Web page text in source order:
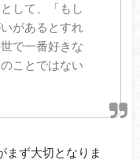
して、「もし
があるとすれ
で一番好きな
ことではない
まず大切となりま